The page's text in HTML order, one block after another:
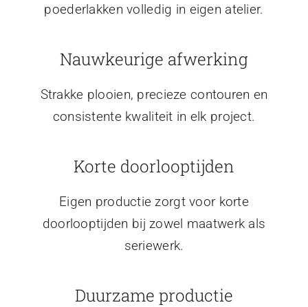
poederlakken volledig in eigen atelier.
Nauwkeurige afwerking
Strakke plooien, precieze contouren en
consistente kwaliteit in elk project.
Korte doorlooptijden
Eigen productie zorgt voor korte
doorlooptijden bij zowel maatwerk als
seriewerk.
Duurzame productie